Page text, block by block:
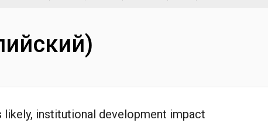
institutional development impact